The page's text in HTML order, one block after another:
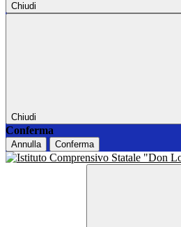
Chiudi
Chiudi
Conferma
Annulla Conferma